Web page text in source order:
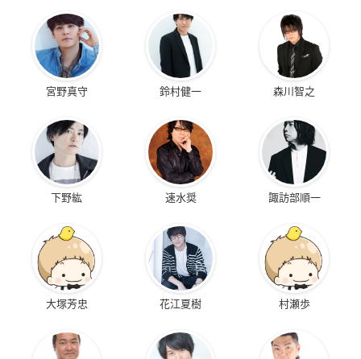
宮野真守 鈴村健一 森川智之
下野紘 速水奨 諏訪部順一
大塚芳忠 花江夏樹 村瀬歩